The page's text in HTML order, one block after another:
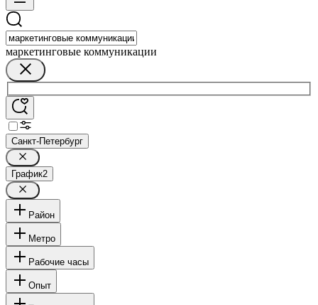
маркетинговые коммуникации
Санкт-Петербург
График2
Район
Метро
Рабочие часы
Опыт